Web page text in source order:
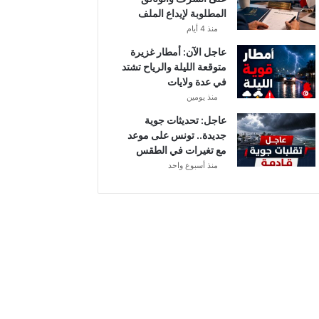
المطلوبة لإيداع الملف
منذ 4 أيام
عاجل الآن: أمطار غزيرة
متوقعة الليلة والرياح تشتد
في عدة ولايات
منذ يومين
عاجل: تحديثات جوية
جديدة.. تونس على موعد
مع تغيرات في الطقس
منذ أسبوع واحد